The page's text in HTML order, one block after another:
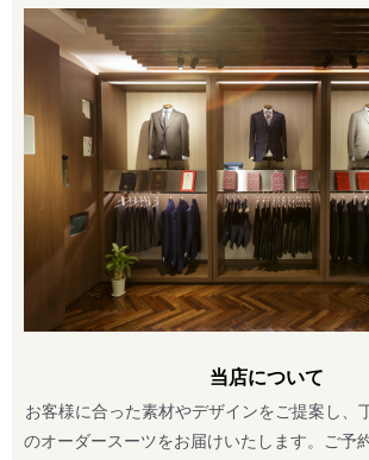
当店について
お客様に合った素材やデザインをご提案し、
のオーダースーツをお届けいたします。ご予